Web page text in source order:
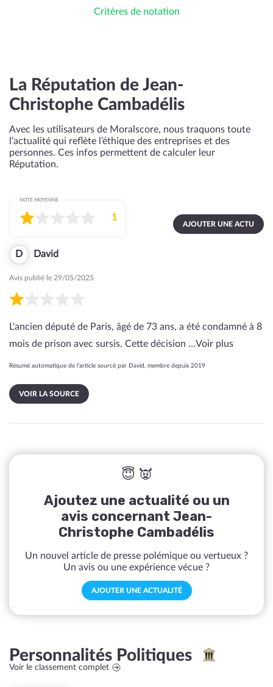
Critères de notation
La Réputation de Jean-
Christophe Cambadélis
Avec les utilisateurs de Moralscore, nous traquons toute
l’actualité qui reflète l’éthique des entreprises et des
personnes. Ces infos permettent de calculer leur
Réputation.
AJOUTER UNE ACTU
NOTE MOYENNE
1
D David
Avis publié le 29/05/2025
L'ancien député de Paris, âgé de 73 ans, a été condamné à 8
mois de prison avec sursis. Cette décision …Voir plus
Résumé automatique de l’article sourcé par David, membre depuis 2019
VOIR LA SOURCE
😇 👿
Ajoutez une actualité ou un
avis concernant Jean-
Christophe Cambadélis
Un nouvel article de presse polémique ou vertueux ?
Un avis ou une expérience vécue ?
AJOUTER UNE ACTUALITÉ
Personnalités Politiques
Voir le classement complet